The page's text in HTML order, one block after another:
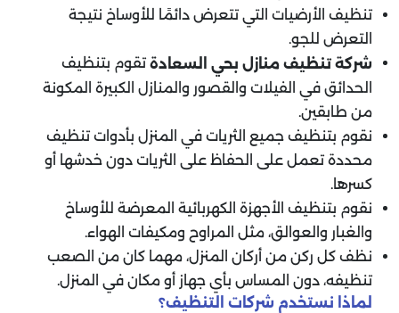
تنظيف الأرضيات التي تتعرض دائمًا للأوساخ نتيجة
التعرض للجو.
شركة تنظيف منازل بحي السعادة تقوم بتنظيف
الحدائق في الفيلات والقصور والمنازل الكبيرة المكونة
من طابقين.
نقوم بتنظيف جميع الثريات في المنزل بأدوات تنظيف
محددة تعمل على الحفاظ على الثريات دون خدشها أو
كسرها.
نقوم بتنظيف الأجهزة الكهربائية المعرضة للأوساخ
والغبار والعوالق، مثل المراوح ومكيفات الهواء.
نظف كل ركن من أركان المنزل، مهما كان من الصعب
تنظيفه، دون المساس بأي جهاز أو مكان في المنزل.
لماذا نستخدم شركات التنظيف؟